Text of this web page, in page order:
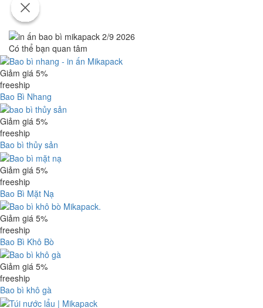
Có thể bạn quan tâm
Giảm giá 5%
freeship
Bao Bì Nhang
Giảm giá 5%
freeship
Bao bì thủy sản
Giảm giá 5%
freeship
Bao Bì Mặt Nạ
Giảm giá 5%
freeship
Bao Bì Khô Bò
Giảm giá 5%
freeship
Bao bì khô gà